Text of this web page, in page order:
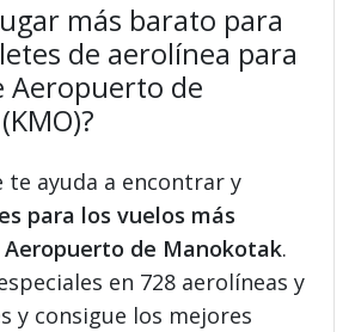
más barato para
de aerolínea para
Aeropuerto de
te ayuda a encontrar y
para los vuelos más
de Manokotak.
en 728 aerolíneas y
y consigue los mejores